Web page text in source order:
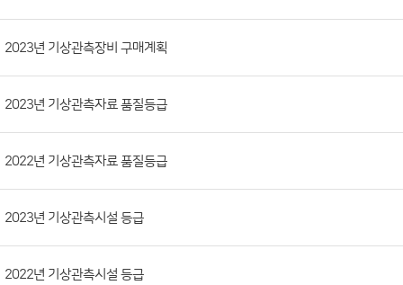
류,
첨
부
일,
조
회
2023년 기상관측장비 구매계획
2023년 기상관측자료 품질등급
2022년 기상관측자료 품질등급
2023년 기상관측시설 등급
2022년 기상관측시설 등급